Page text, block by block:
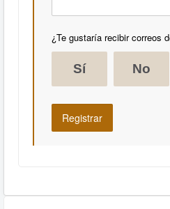
¿Te gustaría recibir correos
Sí No